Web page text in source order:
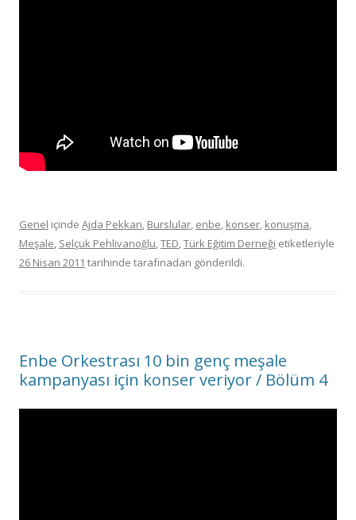
Genel içinde Ajda Pekkan, Burslular, enbe, konser, konuşma,
Meşale, Selçuk Pehlivanoğlu,TED,Türk Eğitim Derneği etiketleriyle
26 Nisan 2011 tarihinde tarafınadan gönderildi.
Enbe Orkestrası 10 bin genç meşale
kampanyası için konser veriyor / Bölüm 4